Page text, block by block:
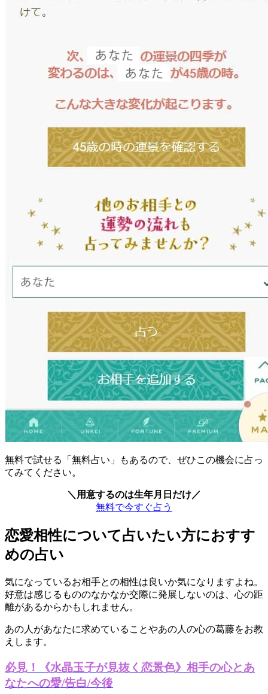
無料で試せる「無料占い」もあるので、ぜひこの機会に占っ
てみてください。
＼用意するのは生年月日だけ／
無料で今すぐ占う
恋愛相性について占いたい方におすす
めの占い
気になっているお相手との相性は良いか気になりますよね。
好意は感じるもののなかなか交際に発展しないのは、心の距
離があるからかもしれません。
あの人があなたに求めていることやあの人の心の葛藤をお教
えします。
必見！《水晶玉子が見抜く恋景色》相手の心とあ
なたへの愛/告白/今後